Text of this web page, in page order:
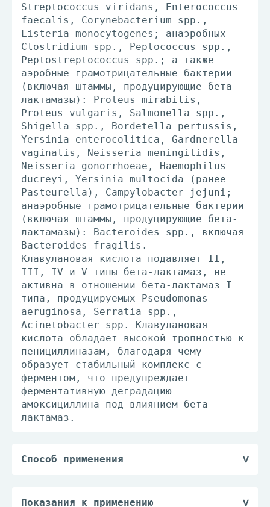
Streptococcus viridans, Enterococcus
faecalis, Corynebacterium spp.,
Listeria monocytogenes; анаэробных
Clostridium spp., Peptococcus spp.,
Peptostreptococcus spp.; а также
аэробные грамотрицательные бактерии
(включая штаммы, продуцирующие бета-
лактамазы): Proteus mirabilis,
Proteus vulgaris, Salmonella spp.,
Shigella spp., Bordetella pertussis,
Yersinia enterocolitica, Gardnerella
vaginalis, Neisseria meningitidis,
Neisseria gonorrhoeae, Haemophilus
ducreyi, Yersinia multocida (ранее
Pasteurella), Campylobacter jejuni;
анаэробные грамотрицательные бактерии
(включая штаммы, продуцирующие бета-
лактамазы): Bacteroides spp., включая
Bacteroides fragilis.
Клавулановая кислота подавляет II,
III, IV и V типы бета-лактамаз, не
активна в отношении бета-лактамаз I
типа, продуцируемых Pseudomonas
aeruginosa, Serratia spp.,
Acinetobacter spp. Клавулановая
кислота обладает высокой тропностью к
пенициллиназам, благодаря чему
образует стабильный комплекс с
ферментом, что предупреждает
ферментативную деградацию
амоксициллина под влиянием бета-
лактамаз.
Способ применения
амоксициллин. Режим дозирования
Показания к применению